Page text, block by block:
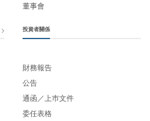
董事會
投資者關係
財務報告
公告
通函／上巿文件
委任表格